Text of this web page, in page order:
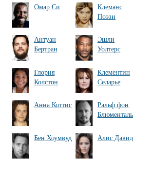
Омар Си
Клеманс
Поэзи
Антуан
Бертран
Эшли
Уолтерс
Глория
Колстон
Клементин
Селарье
Анна Коттис
Ральф фон
Блюменталь
Бен Хоумвуд Алис Давид